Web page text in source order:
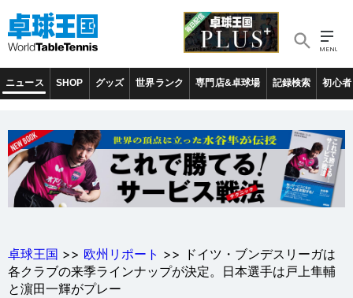
ニュース SHOP グッズ 世界ランク 専門店&卓球場 記録検索 初心者
卓球王国 >> 欧州リポート >> ドイツ・ブンデスリーガは
各クラブの来季ラインナップが決定。日本選手は戸上隼輔
と濵田一輝がプレー